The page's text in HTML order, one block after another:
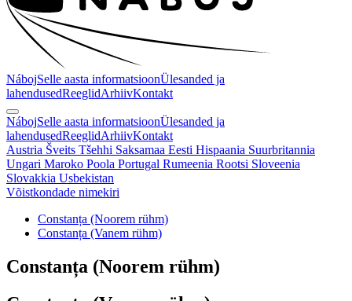
NábojSelle aasta informatsioonÜlesanded ja
lahendusedReeglidArhiivKontakt
NábojSelle aasta informatsioonÜlesanded ja
lahendusedReeglidArhiivKontakt
Austria Šveits Tšehhi Saksamaa Eesti Hispaania Suurbritannia
Ungari Maroko Poola Portugal Rumeenia Rootsi Sloveenia
Slovakkia Usbekistan
Võistkondade nimekiri
Constanța (Noorem rühm)
Constanța (Vanem rühm)
Constanța (Noorem rühm)